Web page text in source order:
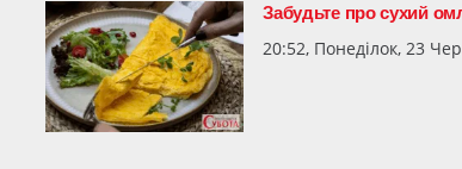
Забудьте про сухий
20:52, Понеділок, 23